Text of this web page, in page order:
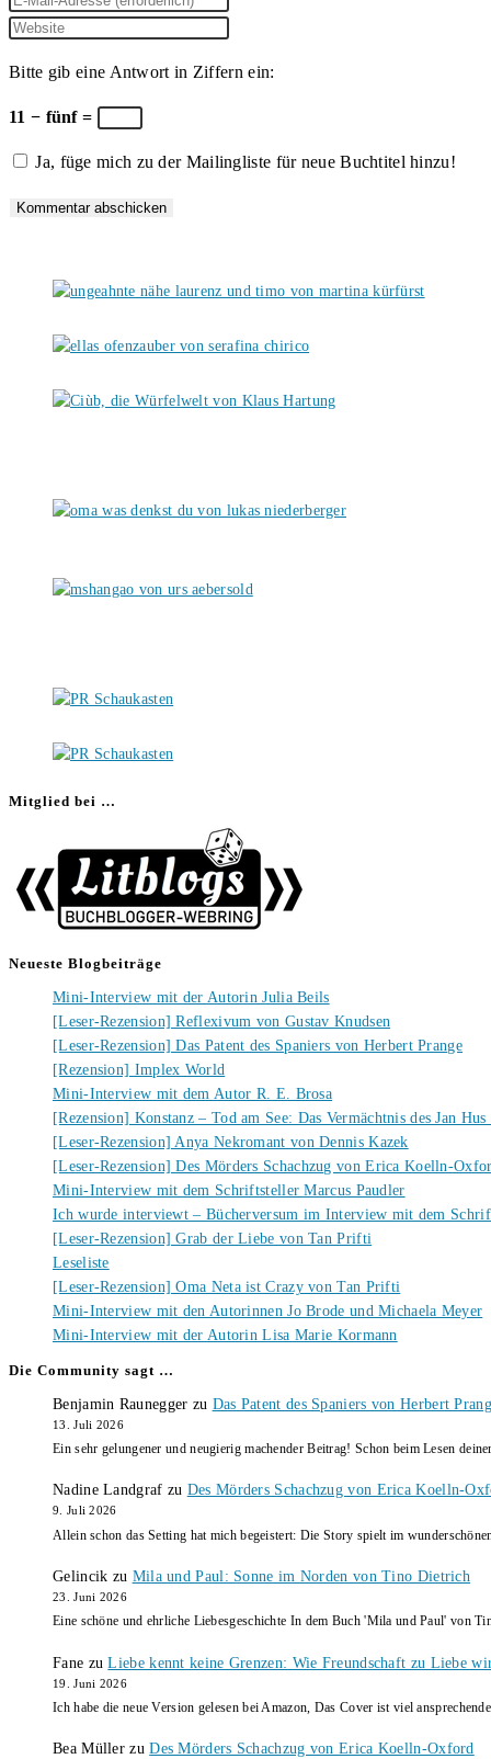
Namen
Benutzernamen
zum
Kommentieren
ein
deine
Mail-
Adresse
Kommentieren
Gib
Website-
URL
(optional)
Bitte gib eine Antwort in Ziffern ein:
11 − fünf =
Ja, füge mich zu der Mailingliste für neue Buchtitel hinzu!
Mitglied bei …
Neueste Blogbeiträge
Mini-Interview mit der Autorin Julia Beils
[Leser-Rezension] Reflexivum von Gustav Knudsen
[Leser-Rezension] Das Patent des Spaniers von Herbert Prange
[Rezension] Implex World
Mini-Interview mit dem Autor R. E. Brosa
[Rezension] Konstanz – Tod am See: Das Vermächtnis des Jan
[Leser-Rezension] Anya Nekromant von Dennis Kazek
[Leser-Rezension] Des Mörders Schachzug von Erica Koelln-
Mini-Interview mit dem Schriftsteller Marcus Paudler
Ich wurde interviewt – Bücherversum im Interview mit dem
[Leser-Rezension] Grab der Liebe von Tan Prifti
Leseliste
[Leser-Rezension] Oma Neta ist Crazy von Tan Prifti
Mini-Interview mit den Autorinnen Jo Brode und Michaela Meyer
Mini-Interview mit der Autorin Lisa Marie Kormann
Die Community sagt …
Benjamin Raunegger zu Das Patent des Spaniers von Herbert
13. Juli 2026
Ein sehr gelungener und neugierig machender Beitrag! Schon beim Lesen
Nadine Landgraf zu Des Mörders Schachzug von Erica Koelln-
9. Juli 2026
Allein schon das Setting hat mich begeistert: Die Story spielt im
Gelincik zu Mila und Paul: Sonne im Norden von Tino Dietrich
23. Juni 2026
Eine schöne und ehrliche Liebesgeschichte In dem Buch 'Mila und Paul' von
Fane zuLiebe kennt keine Grenzen: Wie Freundschaft zu Liebe
19. Juni 2026
Ich habe die neue Version gelesen bei Amazon, Das Cover ist viel
Bea Müller zuDes Mörders Schachzug von Erica Koelln-Oxford